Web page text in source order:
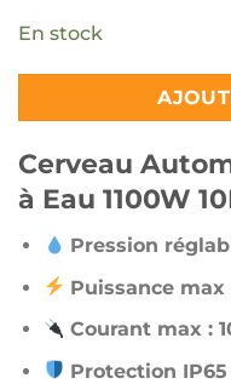
En stock
Cerveau
à Eau 1100W
Pression
Puissance max
Courant max :
Protection IP65